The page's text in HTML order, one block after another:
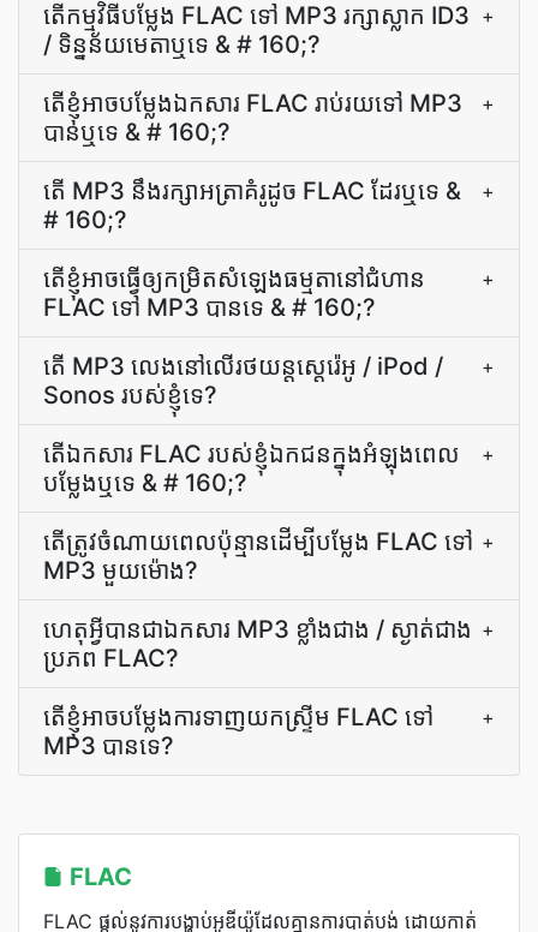
តើ​កម្មវិធី​បម្លែង FLAC ទៅ MP3 រក្សា​ស្លាក ID3
/ ទិន្នន័យ​មេតា​ឬទេ & # 160;?
+
តើ​ខ្ញុំ​អាច​បម្លែង​ឯកសារ FLAC រាប់រយ​ទៅ MP3
បាន​ឬ​ទេ & # 160;?
+
តើ MP3 នឹង​រក្សា​អត្រា​គំរូ​ដូច FLAC ដែរឬទេ &
# 160;?
+
តើ​ខ្ញុំ​អាច​ធ្វើ​ឲ្យ​កម្រិត​សំឡេង​ធម្មតា​នៅ​ជំហាន
FLAC ទៅ MP3 បាន​ទេ & # 160;?
+
តើ MP3 លេងនៅលើរថយន្តស្តេរ៉េអូ / iPod /
Sonos របស់ខ្ញុំទេ?
+
តើ​ឯកសារ FLAC របស់​ខ្ញុំ​ឯកជន​ក្នុង​អំឡុង​ពេល​
បម្លែង​ឬ​ទេ & # 160;?
+
តើ​ត្រូវ​ចំណាយ​ពេល​ប៉ុន្មាន​ដើម្បី​បម្លែង FLAC ទៅ
MP3 មួយ​ម៉ោង?
+
ហេតុ​អ្វី​បាន​ជា​ឯកសារ MP3 ខ្លាំង​ជាង / ស្ងាត់​ជាង​
ប្រភព FLAC?
+
តើ​ខ្ញុំ​អាច​បម្លែង​ការ​ទាញយក​ស្ទ្រីម FLAC ទៅ
MP3 បាន​ទេ?
+
FLAC
FLAC ផ្តល់នូវការបង្ហាប់អូឌីយ៉ូដែលគ្មានការបាត់បង់ ដោយកាត់